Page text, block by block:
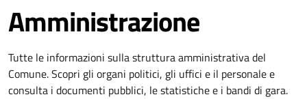
Amministrazione
Tutte le informazioni sulla struttura amministrativa del
Comune. Scopri gli organi politici, gli uffici e il personale e
consulta i documenti pubblici, le statistiche e i bandi di gara.